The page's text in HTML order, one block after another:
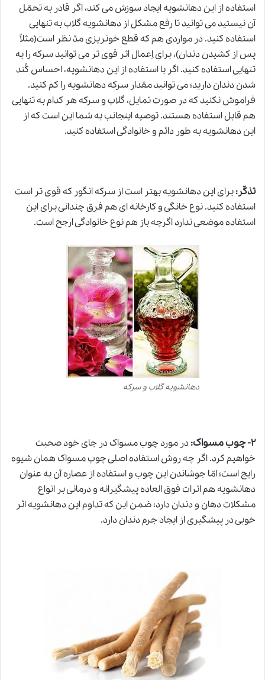
استفاده از این دهانشویه ایجاد سوزش می کند، اگر قادر به تحمّل
آن نیستید می توانید تا رفع مشکل از دهانشویه گلاب به تنهایی
استفاده کنید. در مواردی هم که قطع خونریزی مدّ نظر است(مثلاً
پس از کشیدن دندان)، برای اِعمال اثر قوی تر می توانید سرکه را به
تنهایی استفاده کنید. اگر با استفاده از این دهانشویه، احساس کُند
شدن دندان دارید؛ می توانید مقدار سرکه دهانشویه را کم کنید.
فراموش نکنید که در صورت تمایل، گلاب و سرکه هر کدام به تنهایی
هم قابل استفاده هستند. توصیه اینجانب به شما این است که از
این دهانشویه به طور دائم و خانوادگی استفاده کنید.
تذکّر:برای این دهانشویه بهتر است از سرکه انگور که قوی تر است
استفاده کنید. نوع خانگی و کارخانه ای هم فرق چندانی برای این
استفاده موضعی ندارد اگرچه باز هم نوع خانوادگی ارجح است.
دهانشویه گلاب و سرکه
۲- چوب مسواک:در مورد چوب مسواک در جای خود صحبت
خواهیم کرد. اگر چه روش استفاده اصلی چوب مسواک همان شیوه
رایج است؛ امّا جوشاندن این چوب و استفاده از عصاره آن به عنوان
دهانشویه هم اثرات فوق العاده پیشگیرانه و درمانی بر انواع
مشکلات دهان و دندان دارد؛ ضمن این که تداوم این دهانشویه اثر
خوبی در پیشگیری از ایجاد جرم دندان دارد.